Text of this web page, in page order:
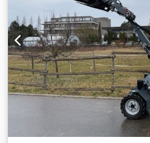
Komfortsitz mit Sicherheitsgurt
bis 20 km/h *
Kotflügelverbreiterung *
inkl. Rangierkupplung *
und Palettengabeln 1.000mm